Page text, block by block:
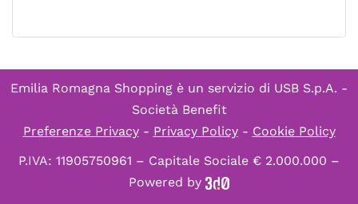
Emilia Romagna Shopping è un servizio di USB S.p.A. -
Società Benefit
Preferenze Privacy- Privacy Policy- Cookie Policy
P.IVA: 11905750961 – Capitale Sociale € 2.000.000 –
Powered by